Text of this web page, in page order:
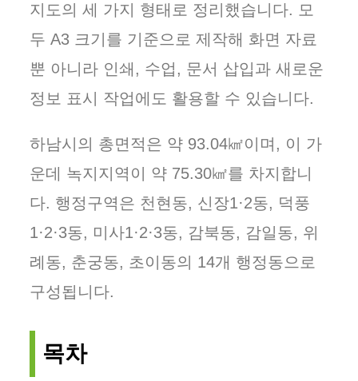
지도의 세 가지 형태로 정리했습니다. 모
두 A3 크기를 기준으로 제작해 화면 자료
뿐 아니라 인쇄, 수업, 문서 삽입과 새로운
정보 표시 작업에도 활용할 수 있습니다.
하남시의 총면적은 약 93.04㎢이며, 이 가
운데 녹지지역이 약 75.30㎢를 차지합니
다. 행정구역은 천현동, 신장1·2동, 덕풍
1·2·3동, 미사1·2·3동, 감북동, 감일동, 위
례동, 춘궁동, 초이동의 14개 행정동으로
구성됩니다.
목차